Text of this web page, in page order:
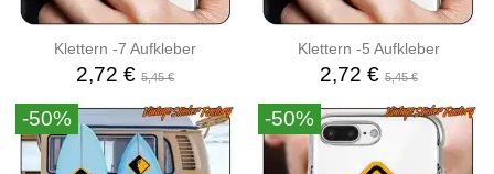
Klettern -7 Aufkleber
2,72 €5,45 €
Klettern -5 Aufkleber
2,72 €5,45 €
-50% -50%